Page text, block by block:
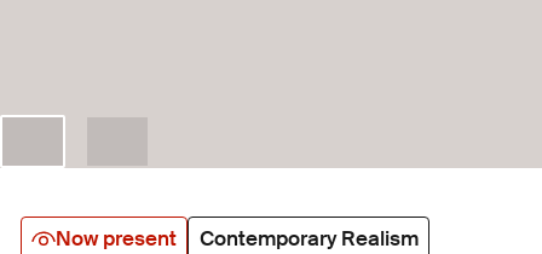
Now present Contemporary Realism